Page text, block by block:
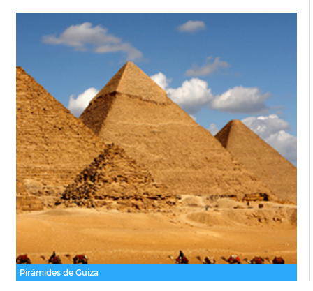
Pirámides de Guiza